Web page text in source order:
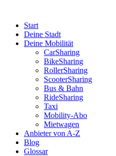
Start
Deine Stadt
Deine Mobilität
CarSharing
BikeSharing
RollerSharing
ScooterSharing
Bus & Bahn
RideSharing
Taxi
Mobility-Abo
Mietwagen
Anbieter von A-Z
Blog
Glossar